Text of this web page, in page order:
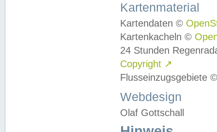
Kartenmaterial
Kartendaten ©
Kartenkacheln ©
24 Stunden
Copyright ↗
Flusseinzugsgebiete
Webdesign
Olaf Gottschall